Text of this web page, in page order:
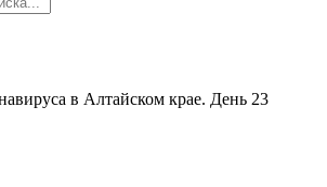
в Алтайском крае. День 23